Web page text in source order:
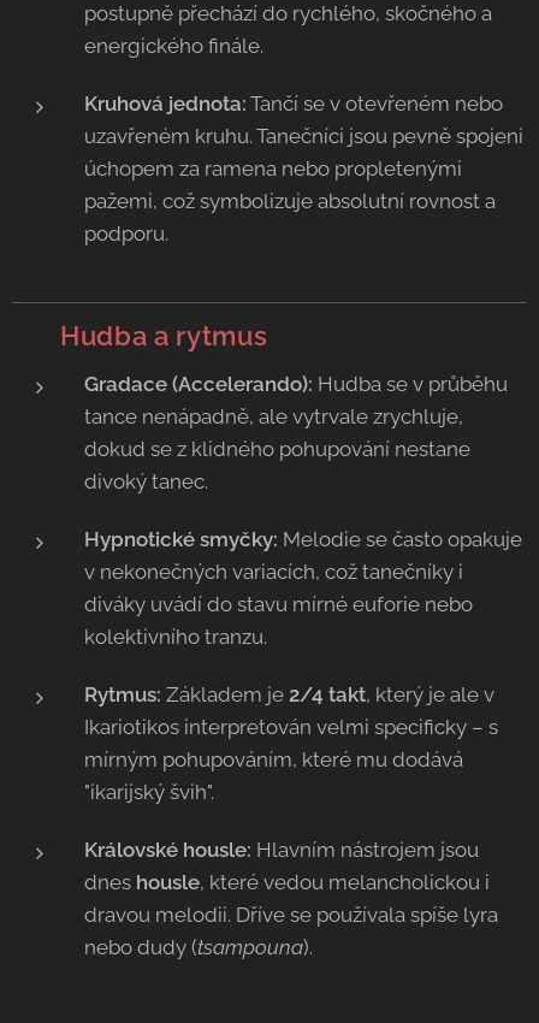
postupně přechází do rychlého, skočného a
energického finále.
Kruhová jednota: Tančí se v otevřeném nebo
uzavřeném kruhu. Tanečníci jsou pevně spojeni
úchopem za ramena nebo propletenými
pažemi, což symbolizuje absolutní rovnost a
podporu.
Hudba a rytmus
Gradace (Accelerando): Hudba se v průběhu
tance nenápadně, ale vytrvale zrychluje,
dokud se z klidného pohupování nestane
divoký tanec.
Hypnotické smyčky: Melodie se často opakuje
v nekonečných variacích, což tanečníky i
diváky uvádí do stavu mírné euforie nebo
kolektivního tranzu.
Rytmus: Základem je 2/4 takt, který je ale v
Ikariotikos interpretován velmi specificky – s
mírným pohupováním, které mu dodává
"ikarijský švih".
Královské housle: Hlavním nástrojem jsou
dnes housle, které vedou melancholickou i
dravou melodii. Dříve se používala spíše lyra
nebo dudy (tsampouna).